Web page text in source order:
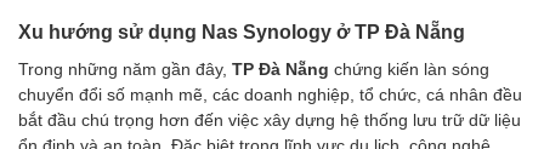
Xu hướng sử dụng Nas Synology ở TP Đà Nẵng
Trong những năm gần đây, TP Đà Nẵng chứng kiến làn sóng
chuyển đổi số mạnh mẽ, các doanh nghiệp, tổ chức, cá nhân đều
bắt đầu chú trọng hơn đến việc xây dựng hệ thống lưu trữ dữ liệu
ổn định và an toàn. Đặc biệt trong lĩnh vực du lịch, công nghệ